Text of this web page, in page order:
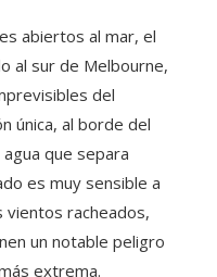
abiertos al mar, el
al sur de Melbourne,
del
única, al borde del
que separa
es muy sensible a
vientos racheados,
un notable peligro
extrema.